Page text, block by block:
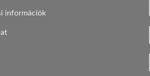
információk